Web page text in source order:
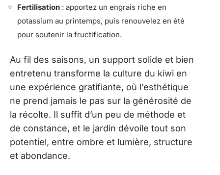
Fertilisation : apportez un engrais riche en
potassium au printemps, puis renouvelez en été
pour soutenir la fructification.
Au fil des saisons, un support solide et bien
entretenu transforme la culture du kiwi en
une expérience gratifiante, où l’esthétique
ne prend jamais le pas sur la générosité de
la récolte. Il suffit d’un peu de méthode et
de constance, et le jardin dévoile tout son
potentiel, entre ombre et lumière, structure
et abondance.